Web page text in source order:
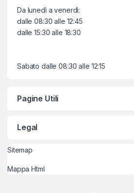
Da lunedì a venerdì:
dalle 08:30 alle 12:45
dalle 15:30 alle 18:30
Sabato dalle 08:30 alle 12:15
Pagine Utili
Legal
Sitemap
Mappa Html